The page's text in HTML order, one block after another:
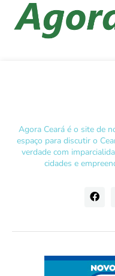
Agora Ceará é o site de
espaço para discutir o
verdade com
cidades e